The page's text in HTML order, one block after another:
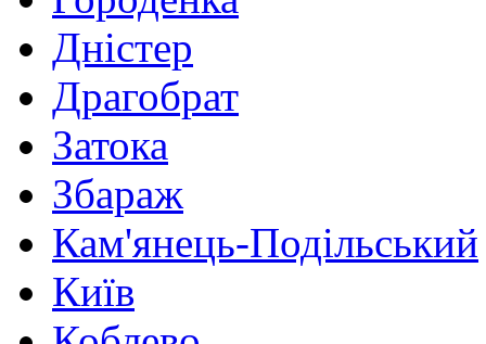
Дністер
Драгобрат
Затока
Збараж
Кам'янець-Подільський
Київ